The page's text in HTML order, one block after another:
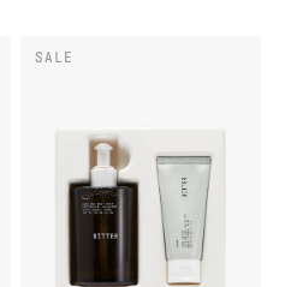
SALE